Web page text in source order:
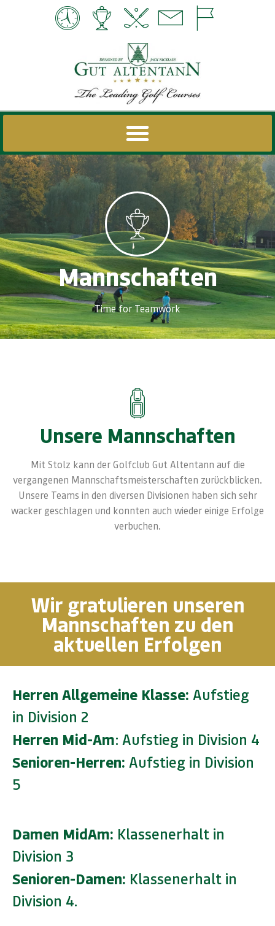
Mannschaften
Time for Teamwork
Unsere Mannschaften
Mit Stolz kann der Golfclub Gut Altentann auf die
vergangenen Mannschaftsmeisterschaften zurückblicken.
Unsere Teams in den diversen Divisionen haben sich sehr
wacker geschlagen und konnten auch wieder einige Erfolge
verbuchen.
Wir gratulieren unseren
Mannschaften zu den
aktuellen Erfolgen
Herren Allgemeine Klasse: Aufstieg
in Division 2
Herren Mid-Am: Aufstieg in Division 4
Senioren-Herren: Aufstieg in Division
5
Damen MidAm: Klassenerhalt in
Division 3
Senioren-Damen: Klassenerhalt in
Division 4.